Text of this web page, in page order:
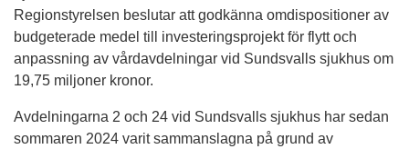
Regionstyrelsen beslutar att godkänna omdispositioner av
budgeterade medel till investeringsprojekt för flytt och
anpassning av vårdavdelningar vid Sundsvalls sjukhus om
19,75 miljoner kronor.
Avdelningarna 2 och 24 vid Sundsvalls sjukhus har sedan
sommaren 2024 varit sammanslagna på grund av